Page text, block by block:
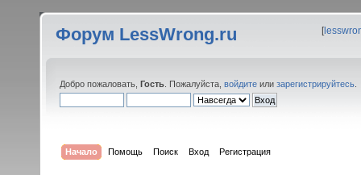
Форум LessWrong.ru [
Добро пожаловать, Гость . Пожалуйста, войдите или зарегистрируйтесь
Начало Помощь Поиск Вход Регистрация